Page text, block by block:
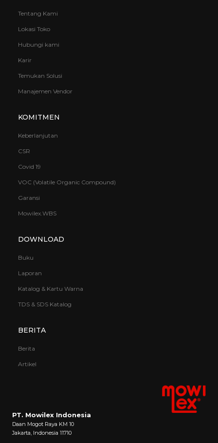
Tentang Kami
Lokasi Toko
Hubungi kami
Karir
Temukan Solusi
Manajemen Vendor
KOMITMEN
Keberlanjutan
CSR
Covid 19
VOC (Volatile Organic Compound)
Garansi
Mowilex.WBS
DOWNLOAD
Buku
Laporan
Katalog & Kartu Warna
TDS & SDS Katalog
BERITA
Berita
Artikel
PT. Mowilex Indonesia
Daan Mogot Raya KM 10
Jakarta, Indonesia 11710